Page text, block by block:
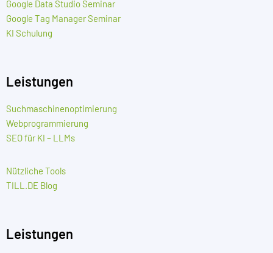
Google Data Studio Seminar
Google Tag Manager Seminar
KI Schulung
Leistungen
Suchmaschinenoptimierung
Webprogrammierung
SEO für KI – LLMs
Nützliche Tools
TILL.DE Blog
Leistungen